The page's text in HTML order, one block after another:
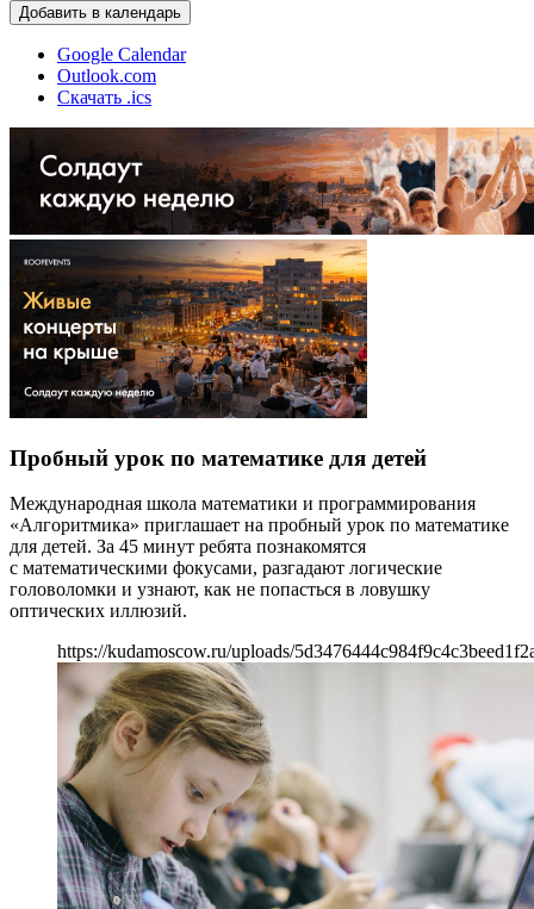
Добавить в календарь
Google Calendar
Outlook.com
Скачать .ics
Пробный урок по математике для детей
Международная школа математики и программирования
«Алгоритмика» приглашает на пробный урок по математике
для детей. За 45 минут ребята познакомятся
с математическими фокусами, разгадают логические
головоломки и узнают, как не попасться в ловушку
оптических иллюзий.
https://kudamoscow.ru/uploads/